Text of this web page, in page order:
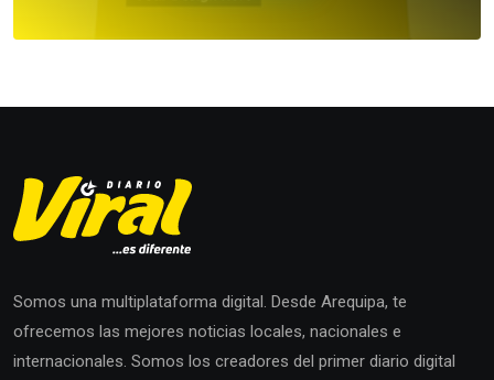
Somos una multiplataforma digital. Desde Arequipa, te
ofrecemos las mejores noticias locales, nacionales e
internacionales. Somos los creadores del primer diario digital